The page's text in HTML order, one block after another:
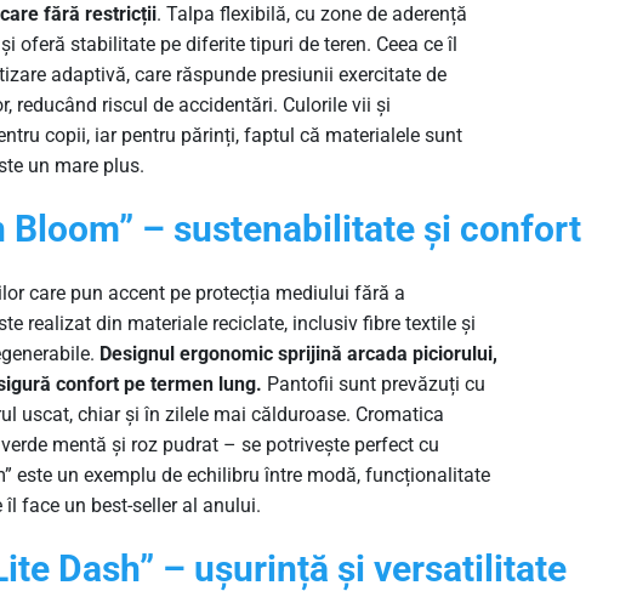
fără restricții. Talpa flexibilă, cu zone de aderență
oferă stabilitate pe diferite tipuri de teren. Ceea ce îl
adaptivă, care răspunde presiunii exercitate de
reducând riscul de accidentări. Culorile vii și
copii, iar pentru părinți, faptul că materialele sunt
un mare plus.
Bloom” – sustenabilitate și confort
care pun accent pe protecția mediului fără a
realizat din materiale reciclate, inclusiv fibre textile și
Designul ergonomic sprijină arcada piciorului,
confort pe termen lung. Pantofii sunt prevăzuți cu
uscat, chiar și în zilele mai călduroase. Cromatica
verde mentă și roz pudrat – se potrivește perfect cu
este un exemplu de echilibru între modă, funcționalitate
face un best-seller al anului.
Dash” – ușurință și versatilitate